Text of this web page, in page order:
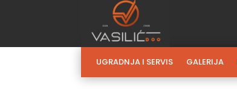
UGRADNJA I SERVIS GALERIJA